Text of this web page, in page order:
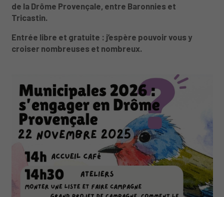
de la Drôme Provençale, entre Baronnies et
Tricastin.
Entrée libre et gratuite : j’espère pouvoir vous y
croiser nombreuses et nombreux.